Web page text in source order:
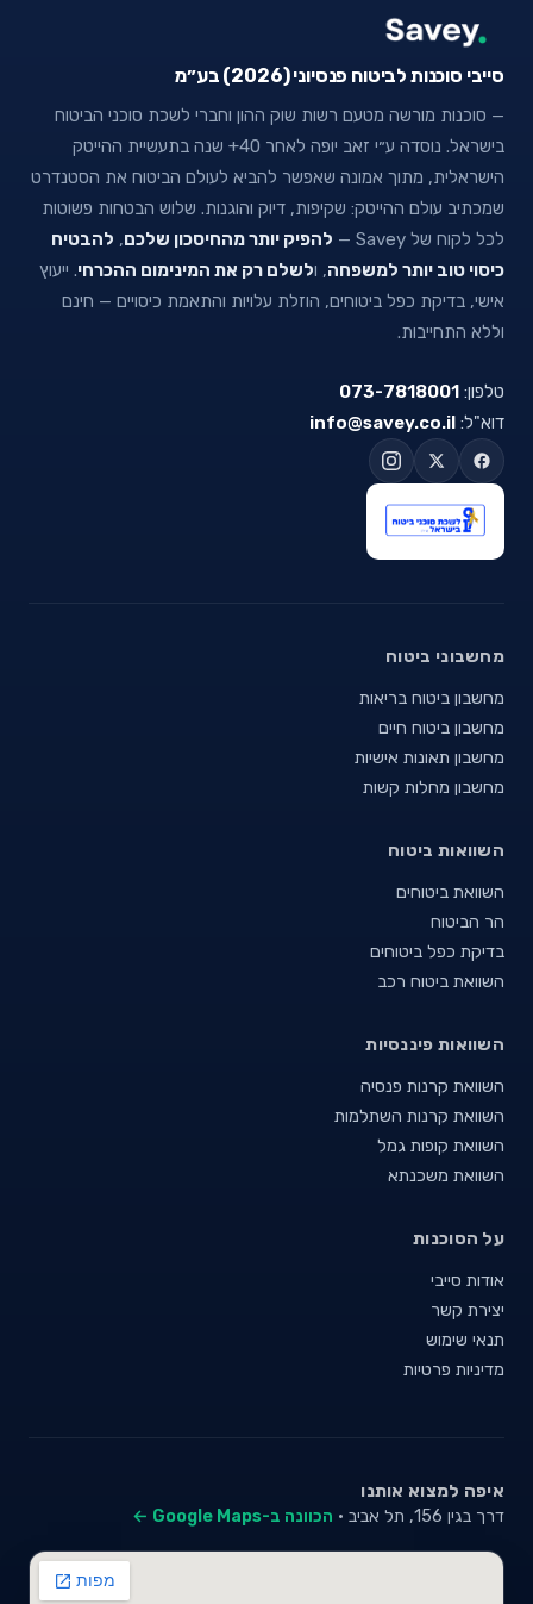
סייבי סוכנות לביטוח פנסיוני (2026) בע״מ
— סוכנות מורשה מטעם רשות שוק ההון וחברי לשכת סוכני הביטוח
בישראל. נוסדה ע״י זאב יופה לאחר 40+ שנה בתעשיית ההייטק
הישראלית, מתוך אמונה שאפשר להביא לעולם הביטוח את הסטנדרט
שמכתיב עולם ההייטק: שקיפות, דיוק והוגנות. שלוש הבטחות פשוטות
לכל לקוח של Savey —
להפיק יותר מהחיסכון שלכם, להבטיח
כיסוי טוב יותר למשפחה, ולשלם רק את המינימום ההכרחי. ייעוץ
אישי, בדיקת כפל ביטוחים, הוזלת עלויות והתאמת כיסויים — חינם
וללא התחייבות.
טלפון: 073-7818001
דוא"ל: info@savey.co.il
מחשבוני ביטוח
מחשבון ביטוח בריאות
מחשבון ביטוח חיים
מחשבון תאונות אישיות
מחשבון מחלות קשות
השוואות ביטוח
השוואת ביטוחים
הר הביטוח
בדיקת כפל ביטוחים
השוואת ביטוח רכב
השוואות פיננסיות
השוואת קרנות פנסיה
השוואת קרנות השתלמות
השוואת קופות גמל
השוואת משכנתא
על הסוכנות
אודות סייבי
יצירת קשר
תנאי שימוש
מדיניות פרטיות
איפה למצוא אותנו
דרך בגין 156, תל אביב · הכוונה ב-Google Maps ←